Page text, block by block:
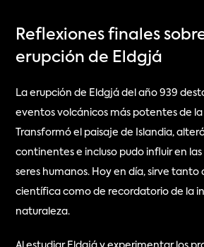
Reflexiones finales
erupción de Eldgjá
La erupción de Eldgjá del año 939
eventos volcánicos más potentes de
Transformó el paisaje de Islandia,
continentes e incluso pudo influir en
seres humanos. Hoy en día, sirve
científica como de recordatorio de la
naturaleza.